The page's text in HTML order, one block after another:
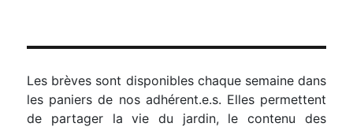
Les brèves sont disponibles chaque semaine dans
les paniers de nos adhérent.e.s. Elles permettent
de partager la vie du jardin, le contenu des